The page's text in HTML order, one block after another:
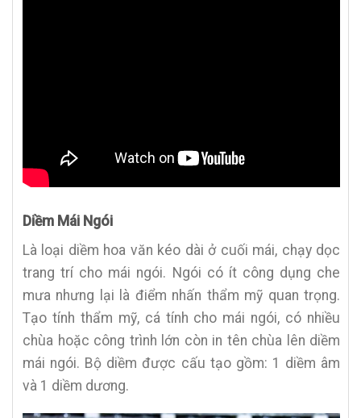
Diềm Mái Ngói
Là loại diềm hoa văn kéo dài ở cuối mái, chạy dọc
trang trí cho mái ngói. Ngói có ít công dụng che
mưa nhưng lại là điểm nhấn thẩm mỹ quan trọng.
Tạo tính thẩm mỹ, cá tính cho mái ngói, có nhiều
chùa hoặc công trình lớn còn in tên chùa lên diềm
mái ngói. Bộ diềm được cấu tạo gồm: 1 diềm âm
và 1 diềm dương.